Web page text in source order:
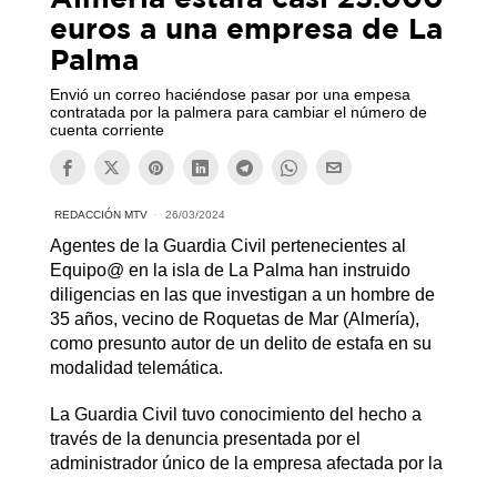
euros a una empresa de La
Palma
Envió un correo haciéndose pasar por una empesa
contratada por la palmera para cambiar el número de
cuenta corriente
REDACCIÓN MTV 26/03/2024
Agentes de la Guardia Civil pertenecientes al
Equipo@ en la isla de La Palma han instruido
diligencias en las que investigan a un hombre de
35 años, vecino de Roquetas de Mar (Almería),
como presunto autor de un delito de estafa en su
modalidad telemática.
La Guardia Civil tuvo conocimiento del hecho a
través de la denuncia presentada por el
administrador único de la empresa afectada por la